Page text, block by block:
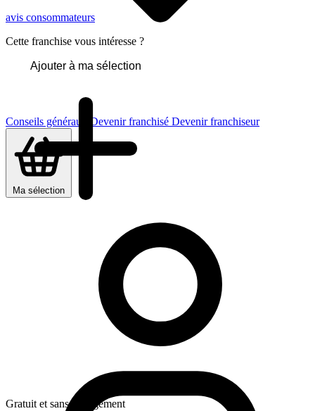
Conseils généraux Devenir franchisé Devenir franchiseur
Ma sélection
avis consommateurs
Cette franchise vous intéresse ?
Ajouter à ma sélection
Gratuit et sans engagement